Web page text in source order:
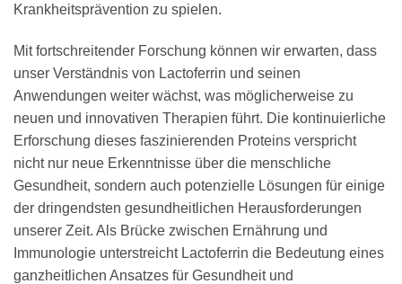
Krankheitsprävention zu spielen.
Mit fortschreitender Forschung können wir erwarten, dass
unser Verständnis von Lactoferrin und seinen
Anwendungen weiter wächst, was möglicherweise zu
neuen und innovativen Therapien führt. Die kontinuierliche
Erforschung dieses faszinierenden Proteins verspricht
nicht nur neue Erkenntnisse über die menschliche
Gesundheit, sondern auch potenzielle Lösungen für einige
der dringendsten gesundheitlichen Herausforderungen
unserer Zeit. Als Brücke zwischen Ernährung und
Immunologie unterstreicht Lactoferrin die Bedeutung eines
ganzheitlichen Ansatzes für Gesundheit und